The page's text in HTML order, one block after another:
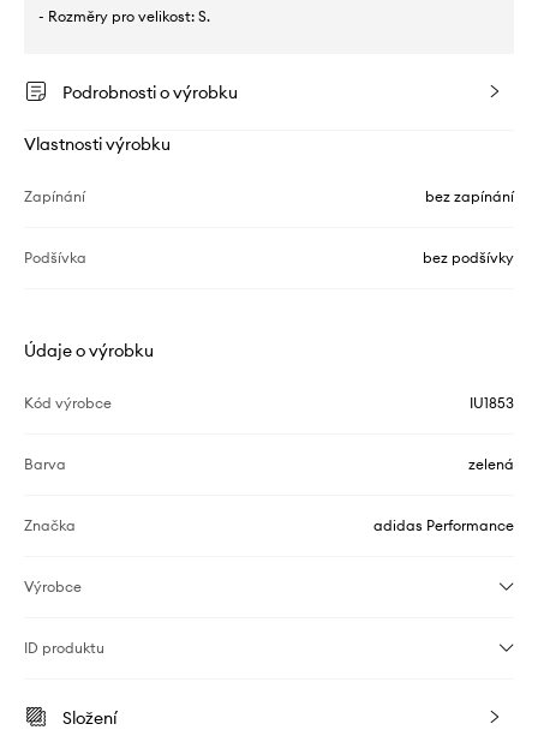
- Rozměry pro velikost: S.
Podrobnosti o výrobku
Vlastnosti výrobku
Zapínání bez zapínání
Podšívka bez podšívky
Údaje o výrobku
Kód výrobce IU1853
Barva zelená
Značka adidas Performance
Výrobce
ID produktu
Složení